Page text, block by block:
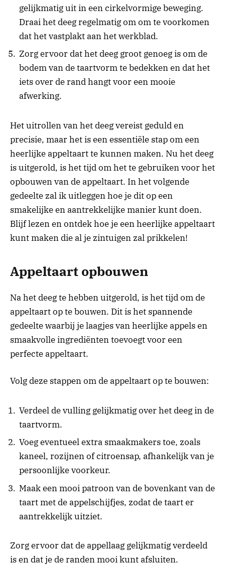
gelijkmatig uit in een cirkelvormige beweging.
Draai het deeg regelmatig om om te voorkomen
dat het vastplakt aan het werkblad.
Zorg ervoor dat het deeg groot genoeg is om de
bodem van de taartvorm te bedekken en dat het
iets over de rand hangt voor een mooie
afwerking.
Het uitrollen van het deeg vereist geduld en
precisie, maar het is een essentiële stap om een
heerlijke appeltaart te kunnen maken. Nu het deeg
is uitgerold, is het tijd om het te gebruiken voor het
opbouwen van de appeltaart. In het volgende
gedeelte zal ik uitleggen hoe je dit op een
smakelijke en aantrekkelijke manier kunt doen.
Blijf lezen en ontdek hoe je een heerlijke appeltaart
kunt maken die al je zintuigen zal prikkelen!
Appeltaart opbouwen
Na het deeg te hebben uitgerold, is het tijd om de
appeltaart op te bouwen. Dit is het spannende
gedeelte waarbij je laagjes van heerlijke appels en
smaakvolle ingrediënten toevoegt voor een
perfecte appeltaart.
Volg deze stappen om de appeltaart op te bouwen:
Verdeel de vulling gelijkmatig over het deeg in de
taartvorm.
Voeg eventueel extra smaakmakers toe, zoals
kaneel, rozijnen of citroensap, afhankelijk van je
persoonlijke voorkeur.
Maak een mooi patroon van de bovenkant van de
taart met de appelschijfjes, zodat de taart er
aantrekkelijk uitziet.
Zorg ervoor dat de appellaag gelijkmatig verdeeld
is en dat je de randen mooi kunt afsluiten.